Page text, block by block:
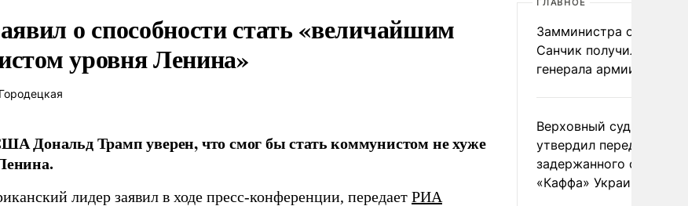
о способности стать «величайшим
уровня Ленина»
Дональд Трамп уверен, что смог бы стать коммунистом не хуже
лидер заявил в ходе пресс-конференции, передает РИА
ГЛАВНОЕ
Замминистра обороны
Санчик получил звание
генерала армии
Верховный суд Швеции
утвердил передачу
задержанного
«Каффа» Украине